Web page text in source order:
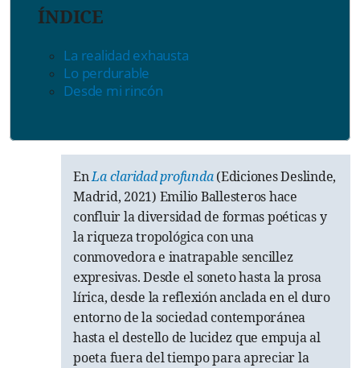
ÍNDICE
La realidad exhausta
Lo perdurable
Desde mi rincón
EnLa claridad profunda (Ediciones Deslinde,
Madrid, 2021) Emilio Ballesteros hace
confluir la diversidad de formas poéticas y
la riqueza tropológica con una
conmovedora e inatrapable sencillez
expresivas. Desde el soneto hasta la prosa
lírica, desde la reflexión anclada en el duro
entorno de la sociedad contemporánea
hasta el destello de lucidez que empuja al
poeta fuera del tiempo para apreciar la